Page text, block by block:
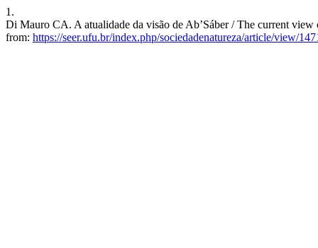
1.
Di Mauro CA. A atualidade da visão de Ab’Sáber / The current
from: https://seer.ufu.br/index.php/sociedadenatureza/article/view/